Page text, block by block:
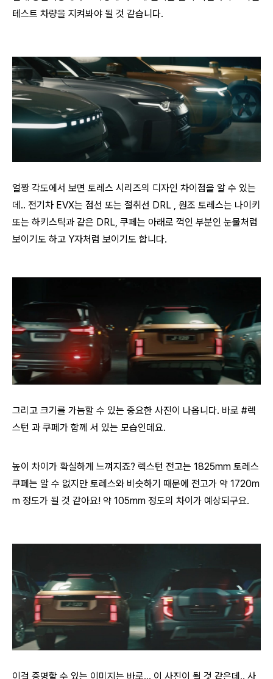
테스트 차량을 지켜봐야 될 것 같습니다.
얼짱 각도에서 보면 토레스 시리즈의 디자인 차이점을 알 수 있는
데.. 전기차 EVX는 점선 또는 절취선 DRL , 원조 토레스는 나이키
또는 하키스틱과 같은 DRL, 쿠페는 아래로 꺽인 부분인 눈물처럼
보이기도 하고 Y자처럼 보이기도 합니다.
그리고 크기를 가늠할 수 있는 중요한 사진이 나옵니다. 바로 #렉
스턴 과 쿠페가 함께 서 있는 모습인데요.
높이 차이가 확실하게 느껴지죠? 렉스턴 전고는 1825mm 토레스
쿠페는 알 수 없지만 토레스와 비슷하기 때문에 전고가 약 1720m
m 정도가 될 것 같아요! 약 105mm 정도의 차이가 예상되구요.
이걸 증명할 수 있는 이미지는 바로... 이 사진이 될 것 같은데.. 사